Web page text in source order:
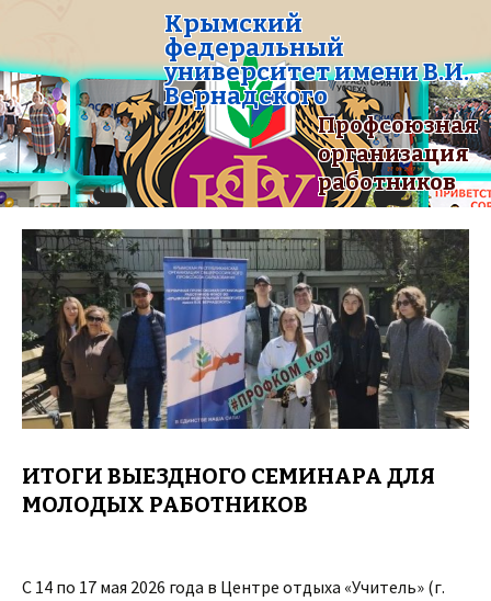
Крымский
федеральный
университет имени В.И.
Вернадского
Профсоюзная
организация
работников
ИТОГИ ВЫЕЗДНОГО СЕМИНАРА ДЛЯ
МОЛОДЫХ РАБОТНИКОВ
С 14 по 17 мая 2026 года в Центре отдыха «Учитель» (г.